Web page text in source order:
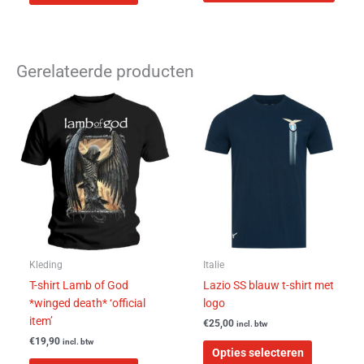
Gerelateerde producten
Kleding
T-shirt Lamb of God
*winged death* ‘official
item’
€19,90 incl. btw
Dit
product
meerdere
variaties.
kan
gekozen
de
Italie
Lazio SS blauw t-shirt met
logo
€25,00 incl. btw
Opties selecteren
product
heeft
meerdere